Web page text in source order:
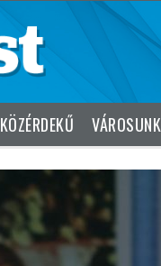
KÖZÉRDEKŰ VÁROSUNK